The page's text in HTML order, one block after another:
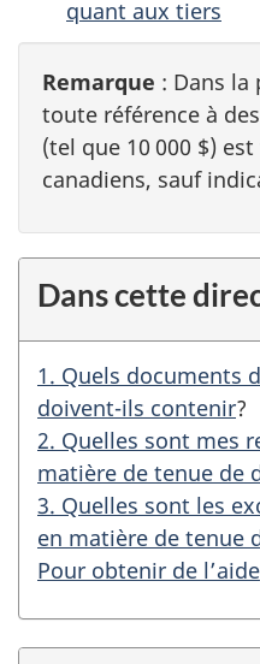
quant aux tiers
Remarque : Dans la
toute référence à
(tel que 10 000 $)
canadiens, sauf
Dans cette
1. Quels documents
doivent-ils contenir?
2. Quelles sont mes
matière de tenue de
3. Quelles sont les
en matière de tenue
Pour obtenir de l’aide